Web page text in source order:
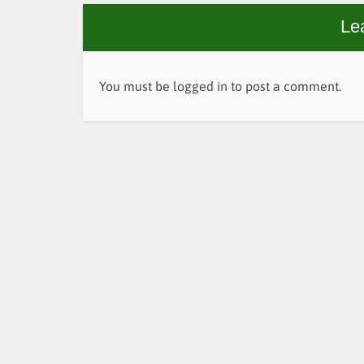
You must be logged in to post a comment.